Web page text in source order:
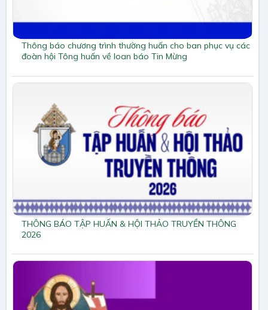
Thông báo chương trình thường huấn cho ban phục vụ các
đoàn hội Tông huấn về loan báo Tin Mừng
THÔNG BÁO TẬP HUẤN & HỘI THẢO TRUYỀN THÔNG
2026